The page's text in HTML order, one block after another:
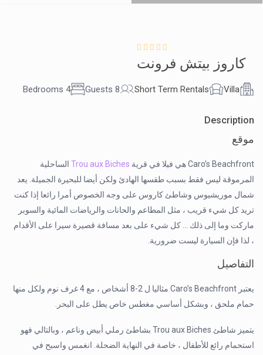
كاروز بيتش فرونت
Villa
Short Term Rentals
8 Guests
4 Bedrooms
Description
موقع
Caro’s Beachfront هي فيلا في قرية Trou aux Biches الساحلية
المرموقة ليس فقط بسبب طقسها الهادئ ولكن أيضا للبحيرة الجميلة. يعد
شمال موريشيوس وشاطئ كاروس على وجه الخصوص أمرا رائعا إذا كنت
تريد كل شيء قريب ، مثل المطاعم والحانات والرياضات المائية والسوبر
ماركت وما إلى ذلك … كل شيء على بعد مسافة قصيرة سيرا على الأقدام
، لذا فإن السيارة ليست ضرورية.
التفاصيل
يعتبر Caro’s Beachfront مثاليا ل 2-8 أشخاص ، مع 4 غرف نوم ولكل منها
حمام ملحق ، وبشكل أساسي مغطس خاص يطل على البحر.
يتميز شاطئ Trou aux Biches بشاطئ رملي أبيض وناعم ، وبالتالي فهو
استحمام رائع للأطفال ، خاصة في النهاية الضحلة. انغمس واسبح في